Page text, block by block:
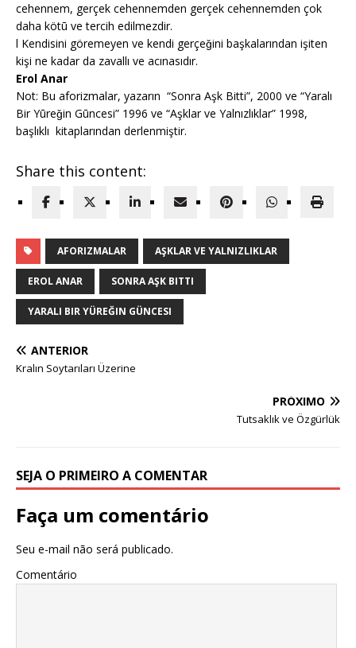
cehennem, gerçek cehennemden gerçek cehennemden çok
daha kötū ve tercih edilmezdir.
l Kendisini göremeyen ve kendi gerçeǧini başkalarından işiten
kişi ne kadar da zavallı ve acınasıdır.
Erol Anar
Not: Bu aforizmalar, yazarın “Sonra Aşk Bitti”, 2000 ve “Yaralı
Bir Yūreǧin Gūncesi” 1996 ve “Aşklar ve Yalnızlıklar” 1998,
başlıklı kitaplarından derlenmiştir.
Share this content:
AFORIZMALAR AŞKLAR VE YALNIZLIKLAR
EROL ANAR SONRA AŞK BITTI
YARALI BIR YÜREĞIN GÜNCESI
ANTERIOR
Kralın Soytarıları Üzerine
PRÓXIMO
Tutsaklık ve Özgürlük
SEJA O PRIMEIRO A COMENTAR
Faça um comentário
Seu e-mail não será publicado.
Comentário